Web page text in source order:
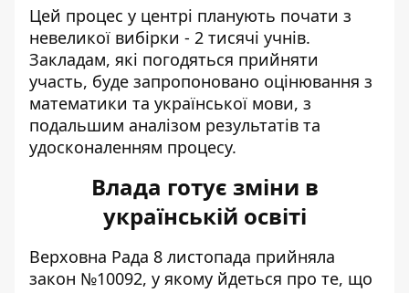
Цей процес у центрі планують почати з
невеликої вибірки - 2 тисячі учнів.
Закладам, які погодяться прийняти
участь, буде запропоновано оцінювання з
математики та української мови, з
подальшим аналізом результатів та
удосконаленням процесу.
Влада готує зміни в
українській освіті
Верховна Рада 8 листопада прийняла
закон №10092, у якому йдеться про те, що